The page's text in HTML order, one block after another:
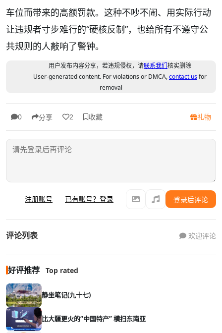
车位而带来的高额罚款。这种不吵不闹、用实际行动
让违规者寸步难行的“硬核反制”，也给所有不遵守公
共规则的人敲响了警钟。
用户发布内容分享，若违规侵权，请联系我们核实删除
User-generated content. For violations or DMCA,contact usfor
removal
0 分享 2 收藏 礼物
注册账号 已有账号？登录 登录后评论
评论列表 欢迎评论
好评推荐 Top rated
静坐笔记(九十七)
比大疆更火的“中国特产” 横扫东南亚